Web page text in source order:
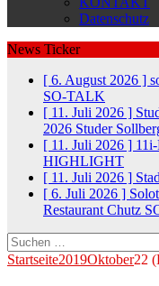
Datenschutz
News Ticker
[ 6. August 2026 ]
SO-TALK
[ 11. Juli 2026 ]
2026 Studer
[ 11. Juli 2026 ]
HIGHLIGHT
[ 11. Juli 2026 ]
[ 6. Juli 2026 ]
Restaurant Chutz
Suchen
nach:
Startseite2019Oktober22